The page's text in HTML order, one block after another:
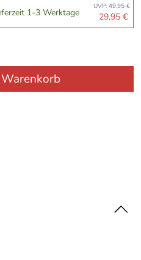
1-3 Werktage UVP: 49,95 €
29,95 €